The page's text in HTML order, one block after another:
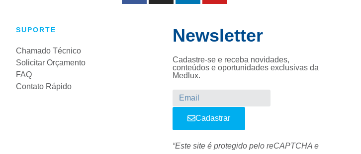
SUPORTE
Chamado Técnico
Solicitar Orçamento
FAQ
Contato Rápido
Newsletter
Cadastre-se e receba novidades,
conteúdos e oportunidades exclusivas da
Medlux.
Cadastrar
“Este site é protegido pelo reCAPTCHA e